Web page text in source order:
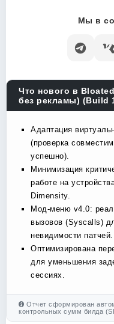
Мы в
Что нового в
без рекламы) (Build
Адаптация
(проверка
успешно).
Минимизация
работе на
Dimensity.
Мод-меню v4.0:
вызовов (Syscalls)
невидимости патчей.
Оптимизирована
для уменьшения
сессиях.
Отчет сформирован
контрольных сумм билда